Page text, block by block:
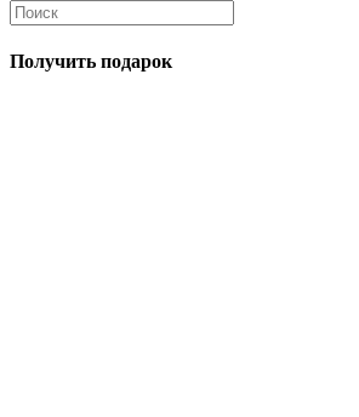
Получить подарок